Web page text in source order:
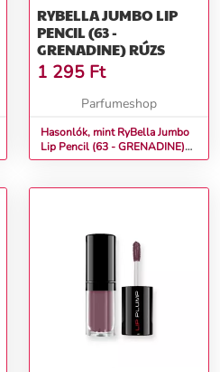
RYBELLA JUMBO LIP
PENCIL (63 -
GRENADINE) RÚZS
1 295 Ft
Parfumeshop
Hasonlók, mint RyBella Jumbo
Lip Pencil (63 - GRENADINE)
Rúzs